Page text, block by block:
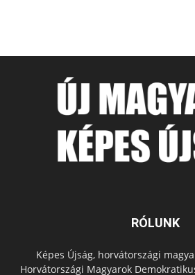
RÓLUNK
Képes Újság, horvátországi
Horvátországi Magyarok